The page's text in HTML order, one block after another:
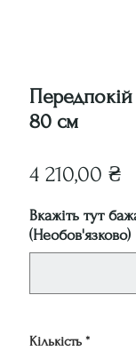
80 см
4 210,00 ₴
Вкажіть тут
(Необов'язково)
Кількість *